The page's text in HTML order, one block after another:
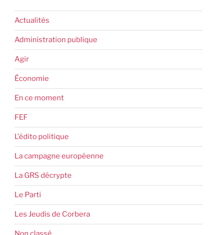
Actualités
Administration publique
Agir
Économie
En ce moment
FEF
L'édito politique
La campagne européenne
La GRS décrypte
Le Parti
Les Jeudis de Corbera